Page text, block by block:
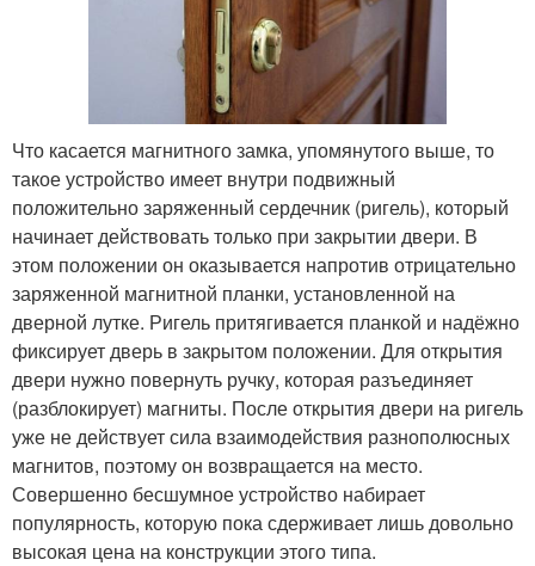
Что касается магнитного замка, упомянутого выше, то
такое устройство имеет внутри подвижный
положительно заряженный сердечник (ригель), который
начинает действовать только при закрытии двери. В
этом положении он оказывается напротив отрицательно
заряженной магнитной планки, установленной на
дверной лутке. Ригель притягивается планкой и надёжно
фиксирует дверь в закрытом положении. Для открытия
двери нужно повернуть ручку, которая разъединяет
(разблокирует) магниты. После открытия двери на ригель
уже не действует сила взаимодействия разнополюсных
магнитов, поэтому он возвращается на место.
Совершенно бесшумное устройство набирает
популярность, которую пока сдерживает лишь довольно
высокая цена на конструкции этого типа.